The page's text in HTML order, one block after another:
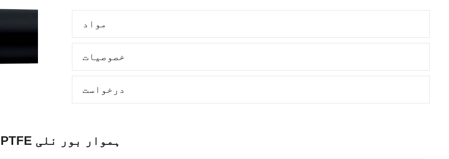
مواد
خصوصیات
درخواست
سلیکون کوٹنگ سیریز اسپیک کے ساتھ PTFE ہموار بور نلی